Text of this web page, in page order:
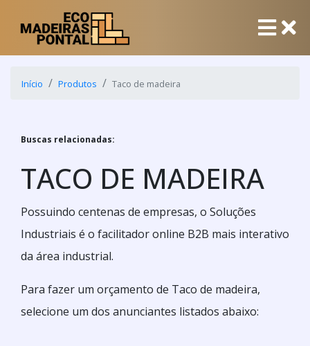
Início Produtos Taco de madeira
Buscas relacionadas:
TACO DE MADEIRA
Possuindo centenas de empresas, o Soluções
Industriais é o facilitador online B2B mais interativo
da área industrial.
Para fazer um orçamento de Taco de madeira,
selecione um dos anunciantes listados abaixo: